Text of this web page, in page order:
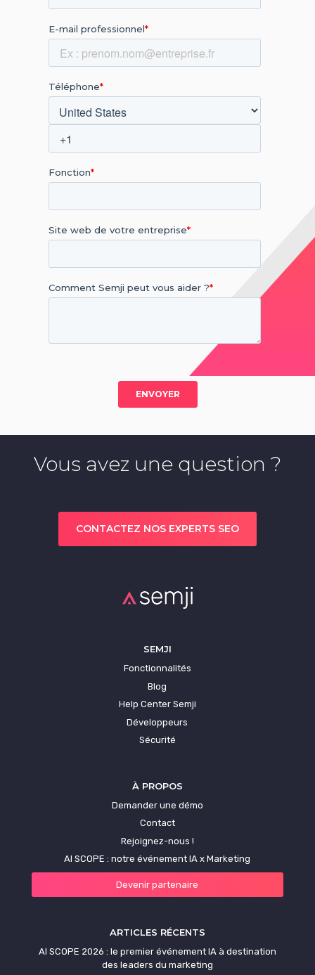
Vous avez une question ?
CONTACTEZ NOS EXPERTS SEO
SEMJI
Fonctionnalités
Blog
Help Center Semji
Développeurs
Sécurité
À PROPOS
Demander une démo
Contact
Rejoignez-nous !
AI SCOPE : notre événement IA x Marketing
Devenir partenaire
ARTICLES RÉCENTS
AI SCOPE 2026 : le premier événement IA à destination
des leaders du marketing